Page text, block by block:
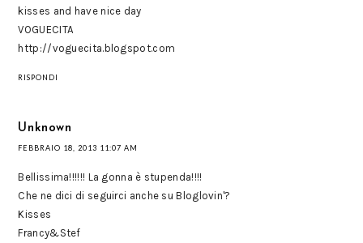
kisses and have nice day
VOGUECITA
http://voguecita.blogspot.com
RISPONDI
Unknown
FEBBRAIO 18, 2013 11:07 AM
Bellissima!!!!!! La gonna è stupenda!!!!
Che ne dici di seguirci anche su Bloglovin'?
Kisses
Francy&Stef